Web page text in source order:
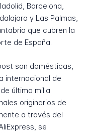
Barcelona,
y Las Palmas,
que cubren la
de España.
son domésticas,
internacional de
última milla
originarios de
a través del
se